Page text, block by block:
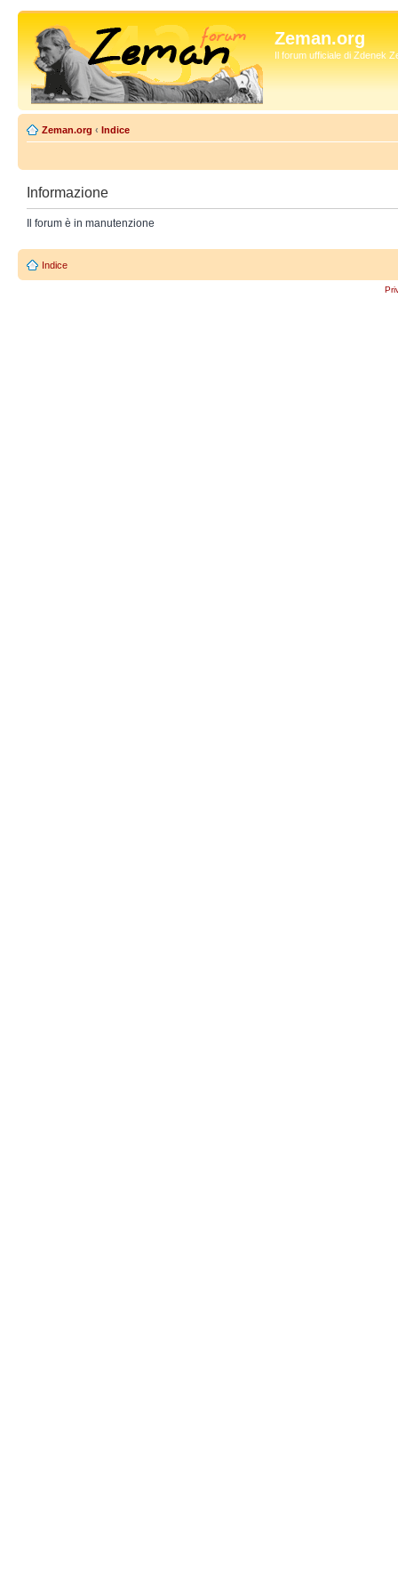
Zeman.org
Il forum ufficiale di Zdenek
Zeman.org ‹ Indice
Informazione
Il forum è in manutenzione
Indice